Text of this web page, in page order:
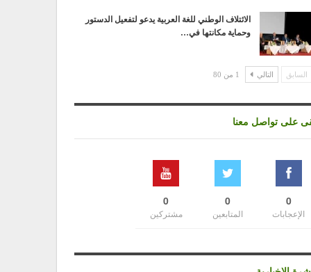
الائتلاف الوطني للغة العربية يدعو لتفعيل الدستور
وحماية مكانتها في…
السابق التالي 1 من 80
على تواصل معنا
0
الإعجابات
0
المتابعين
0
مشتركين